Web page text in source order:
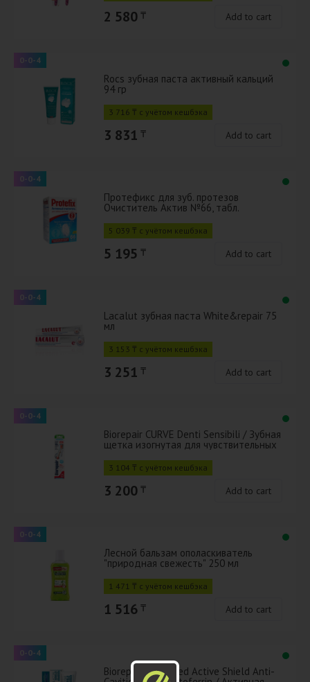
2 580 ₸ Add to cart
0-0-4
Rocs зубная паста активный кальций
94 гр
3 716 ₸ с учётом кешбэка
3 831 ₸ Add to cart
0-0-4
Протефикс для зуб. протезов
Очиститель Актив №66, табл.
5 039 ₸ с учётом кешбэка
5 195 ₸ Add to cart
0-0-4
Lacalut зубная паста White&repair 75
мл
3 153 ₸ с учётом кешбэка
3 251 ₸ Add to cart
0-0-4
Biorepair CURVE Denti Sensibili / Зубная
щетка изогнутая для чувствительных
3 104 ₸ с учётом кешбэка
3 200 ₸ Add to cart
0-0-4
Лесной бальзам ополаскиватель
"природная свежесть" 250 мл
1 471 ₸ с учётом кешбэка
1 516 ₸ Add to cart
0-0-4
Biorepair Advanced Active Shield Anti-